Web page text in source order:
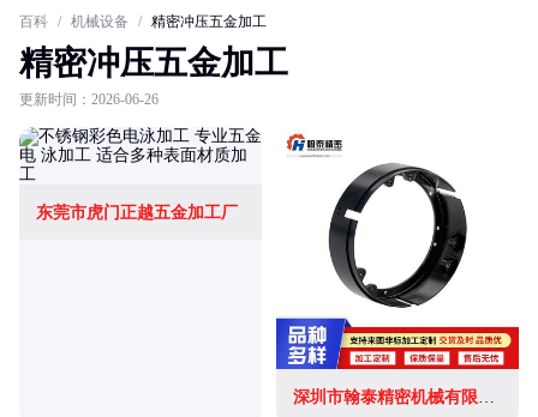
百科 / 机械设备 / 精密冲压五金加工
精密冲压五金加工
更新时间：2026-06-26
东莞市虎门正越五金加工厂
深圳市翰泰精密机械有限公司